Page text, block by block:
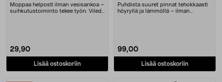
Moppaa helposti ilman vesisankoa –
suihkutustoiminto tekee työn. Vileda
29,90
Lisää ostoskoriin
Puhdista suuret pinnat tehokkaasti
höyryllä ja lämmöllä – ilman
99,00
Lisää ostoskoriin